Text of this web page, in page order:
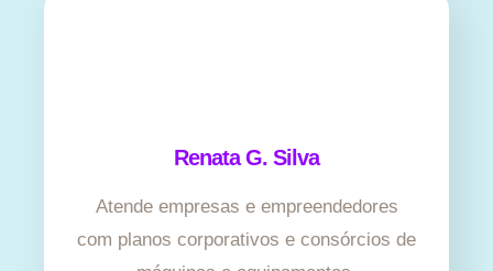
Renata G. Silva
Atende empresas e empreendedores
com planos corporativos e consórcios de